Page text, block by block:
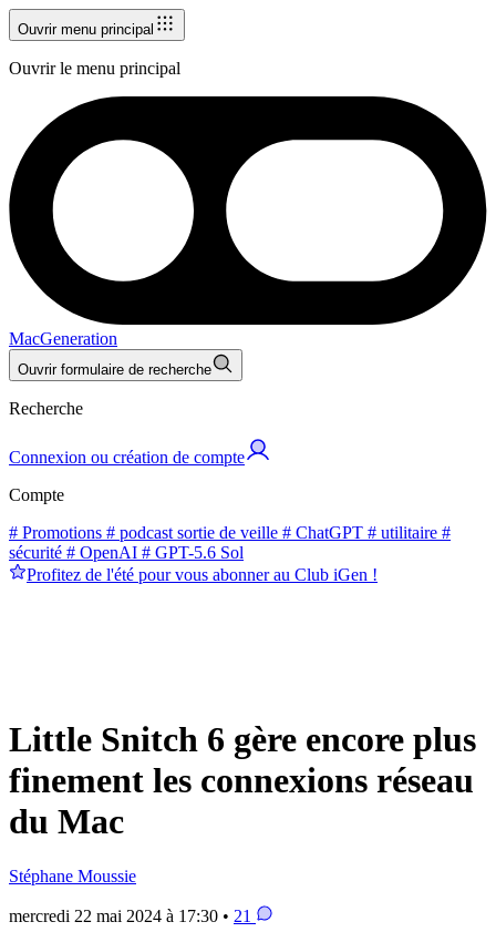
Ouvrir menu principal
Ouvrir le menu principal
MacGeneration
Ouvrir formulaire de recherche
Recherche
Connexion ou création de compte
Compte
# Promotions # podcast sortie de veille # ChatGPT # utilitaire #
sécurité # OpenAI # GPT-5.6 Sol
Profitez de l'été pour vous abonner au Club iGen !
Little Snitch 6 gère encore plus
finement les connexions réseau
du Mac
Stéphane Moussie
mercredi 22 mai 2024 à 17:30 • 21